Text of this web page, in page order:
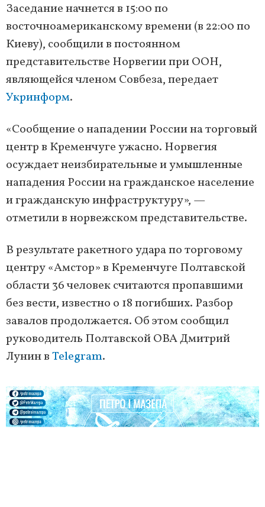
Заседание начнется в 15:00 по
восточноамериканскому времени (в 22:00 по
Киеву), сообщили в постоянном
представительстве Норвегии при ООН,
являющейся членом Совбеза, передает
Укринформ.
«Сообщение о нападении России на торговый
центр в Кременчуге ужасно. Норвегия
осуждает неизбирательные и умышленные
нападения России на гражданское население
и гражданскую инфраструктуру», —
отметили в норвежском представительстве.
В результате ракетного удара по торговому
центру «Амстор» в Кременчуге Полтавской
области 36 человек считаются пропавшими
без вести, известно о 18 погибших. Разбор
завалов продолжается. Об этом сообщил
руководитель Полтавской ОВА Дмитрий
Лунин вTelegram.